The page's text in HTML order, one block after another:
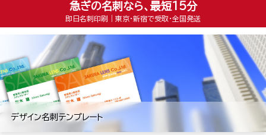
急ぎの名刺なら、最短15分
即日名刺印刷｜東京・新宿で受取・全国発送
デザイン名刺テンプレート